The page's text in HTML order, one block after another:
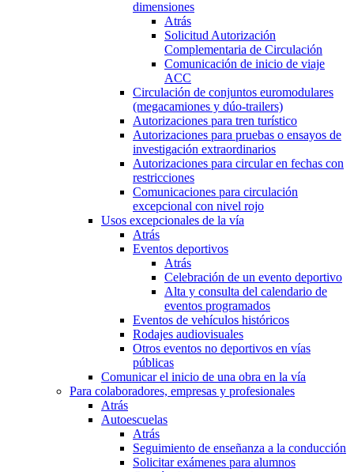
dimensiones
Atrás
Solicitud Autorización
Complementaria de Circulación
Comunicación de inicio de viaje
ACC
Circulación de conjuntos euromodulares
(megacamiones y dúo-trailers)
Autorizaciones para tren turístico
Autorizaciones para pruebas o ensayos de
investigación extraordinarios
Autorizaciones para circular en fechas con
restricciones
Comunicaciones para circulación
excepcional con nivel rojo
Usos excepcionales de la vía
Atrás
Eventos deportivos
Atrás
Celebración de un evento deportivo
Alta y consulta del calendario de
eventos programados
Eventos de vehículos históricos
Rodajes audiovisuales
Otros eventos no deportivos en vías
públicas
Comunicar el inicio de una obra en la vía
Para colaboradores, empresas y profesionales
Atrás
Autoescuelas
Atrás
Seguimiento de enseñanza a la conducción
Solicitar exámenes para alumnos